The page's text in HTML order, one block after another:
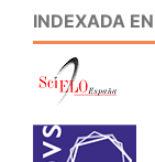
INDEXADA